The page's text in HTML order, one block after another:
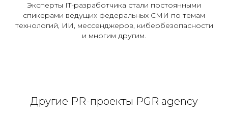
Эксперты IT-разработчика стали постоянными
спикерами ведущих федеральных СМИ по темам
технологий, ИИ, мессенджеров, кибербезопасности
и многим другим.
Другие PR-проекты PGR agency